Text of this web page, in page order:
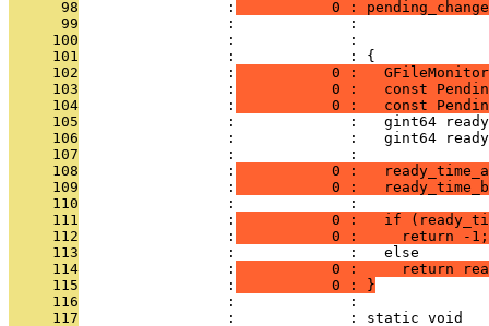
      98
                 :
0 :
      99
:             :
     100
:             :
     101
                 :             : {
     102
                 :
0 :
     103
                 :
0 :   const
     104
                 :
0 :   const
     105
:             :   gint64
     106
:             :   gint64
     107
                 :             :
     108
                 :
0 :
     109
                 :
0 :
     110
                 :             :
     111
                 :
0 :   if
     112
                 :
           0 :     return -1;
     113
                 :             :   else
     114
                 :
0 :     return
     115
                 :
           0 : }
     116
                 :             :
     117
                 :             : static void